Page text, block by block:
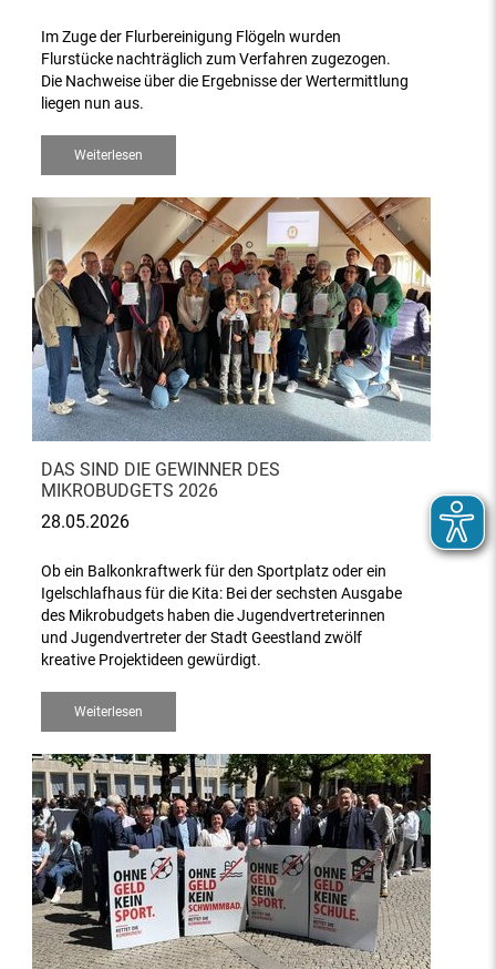
Im Zuge der Flurbereinigung Flögeln wurden
Flurstücke nachträglich zum Verfahren zugezogen.
Die Nachweise über die Ergebnisse der Wertermittlung
liegen nun aus.
Weiterlesen
DAS SIND DIE GEWINNER DES
MIKROBUDGETS 2026
28.05.2026
Ob ein Balkonkraftwerk für den Sportplatz oder ein
Igelschlafhaus für die Kita: Bei der sechsten Ausgabe
des Mikrobudgets haben die Jugendvertreterinnen
und Jugendvertreter der Stadt Geestland zwölf
kreative Projektideen gewürdigt.
Weiterlesen